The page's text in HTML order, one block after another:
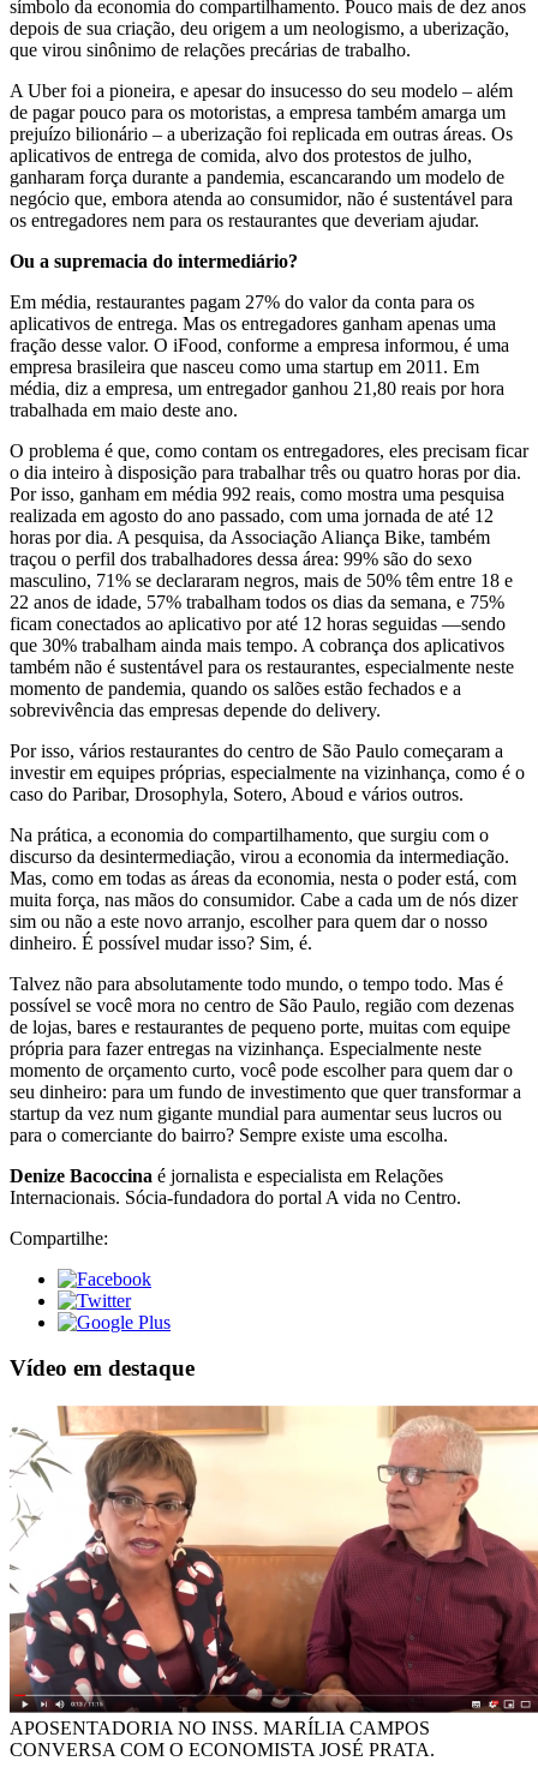
símbolo da economia do compartilhamento. Pouco mais de dez anos
depois de sua criação, deu origem a um neologismo, a uberização,
que virou sinônimo de relações precárias de trabalho.
A Uber foi a pioneira, e apesar do insucesso do seu modelo – além
de pagar pouco para os motoristas, a empresa também amarga um
prejuízo bilionário – a uberização foi replicada em outras áreas. Os
aplicativos de entrega de comida, alvo dos protestos de julho,
ganharam força durante a pandemia, escancarando um modelo de
negócio que, embora atenda ao consumidor, não é sustentável para
os entregadores nem para os restaurantes que deveriam ajudar.
Ou a supremacia do intermediário?
Em média, restaurantes pagam 27% do valor da conta para os
aplicativos de entrega. Mas os entregadores ganham apenas uma
fração desse valor. O iFood, conforme a empresa informou, é uma
empresa brasileira que nasceu como uma startup em 2011. Em
média, diz a empresa, um entregador ganhou 21,80 reais por hora
trabalhada em maio deste ano.
O problema é que, como contam os entregadores, eles precisam ficar
o dia inteiro à disposição para trabalhar três ou quatro horas por dia.
Por isso, ganham em média 992 reais, como mostra uma pesquisa
realizada em agosto do ano passado, com uma jornada de até 12
horas por dia. A pesquisa, da Associação Aliança Bike, também
traçou o perfil dos trabalhadores dessa área: 99% são do sexo
masculino, 71% se declararam negros, mais de 50% têm entre 18 e
22 anos de idade, 57% trabalham todos os dias da semana, e 75%
ficam conectados ao aplicativo por até 12 horas seguidas —sendo
que 30% trabalham ainda mais tempo. A cobrança dos aplicativos
também não é sustentável para os restaurantes, especialmente neste
momento de pandemia, quando os salões estão fechados e a
sobrevivência das empresas depende do delivery.
Por isso, vários restaurantes do centro de São Paulo começaram a
investir em equipes próprias, especialmente na vizinhança, como é o
caso do Paribar, Drosophyla, Sotero, Aboud e vários outros.
Na prática, a economia do compartilhamento, que surgiu com o
discurso da desintermediação, virou a economia da intermediação.
Mas, como em todas as áreas da economia, nesta o poder está, com
muita força, nas mãos do consumidor. Cabe a cada um de nós dizer
sim ou não a este novo arranjo, escolher para quem dar o nosso
dinheiro. É possível mudar isso? Sim, é.
Talvez não para absolutamente todo mundo, o tempo todo. Mas é
possível se você mora no centro de São Paulo, região com dezenas
de lojas, bares e restaurantes de pequeno porte, muitas com equipe
própria para fazer entregas na vizinhança. Especialmente neste
momento de orçamento curto, você pode escolher para quem dar o
seu dinheiro: para um fundo de investimento que quer transformar a
startup da vez num gigante mundial para aumentar seus lucros ou
para o comerciante do bairro? Sempre existe uma escolha.
Denize Bacoccina é jornalista e especialista em Relações
Internacionais. Sócia-fundadora do portal A vida no Centro.
Compartilhe:
Vídeo em destaque
APOSENTADORIA NO INSS. MARÍLIA CAMPOS
CONVERSA COM O ECONOMISTA JOSÉ PRATA.